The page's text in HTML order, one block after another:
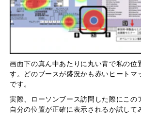
画面下の真ん中あたりに丸い青で私の位
す。どのブースが盛況かも赤いヒートマ
です。
実際、ローソンブース訪問した際にこの
自分の位置が正確に表示されるか試して